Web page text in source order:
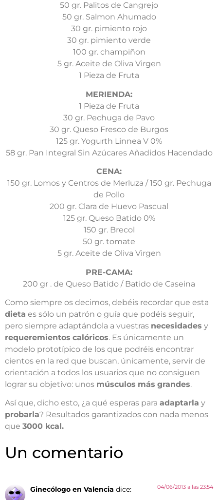
50 gr. Palitos de Cangrejo
50 gr. Salmon Ahumado
30 gr. pimiento rojo
30 gr. pimiento verde
100 gr. champiñon
5 gr. Aceite de Oliva Virgen
1 Pieza de Fruta
MERIENDA:
1 Pieza de Fruta
30 gr. Pechuga de Pavo
30 gr. Queso Fresco de Burgos
125 gr. Yogurth Linnea V 0%
58 gr. Pan Integral Sin Azúcares Añadidos Hacendado
CENA:
150 gr. Lomos y Centros de Merluza / 150 gr. Pechuga
de Pollo
200 gr. Clara de Huevo Pascual
125 gr. Queso Batido 0%
150 gr. Brecol
50 gr. tomate
5 gr. Aceite de Oliva Virgen
PRE-CAMA:
200 gr . de Queso Batido / Batido de Caseina
Como siempre os decimos, debéis recordar que esta
dieta es sólo un patrón o guía que podéis seguir,
pero siempre adaptándola a vuestras necesidades y
requeremientos calóricos. Es únicamente un
modelo prototípico de los que podréis encontrar
cientos en la red que buscan, únicamente, servir de
orientación a todos los usuarios que no consiguen
lograr su objetivo: unos músculos más grandes.
Así que, dicho esto, ¿a qué esperas para adaptarla y
probarla? Resultados garantizados con nada menos
que 3000 kcal.
Un comentario
Ginecólogo en Valencia dice: 04/06/2013 a las 23:54